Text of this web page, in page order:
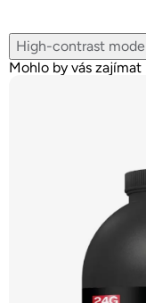
High-contrast mode
Mohlo by vás zajímat